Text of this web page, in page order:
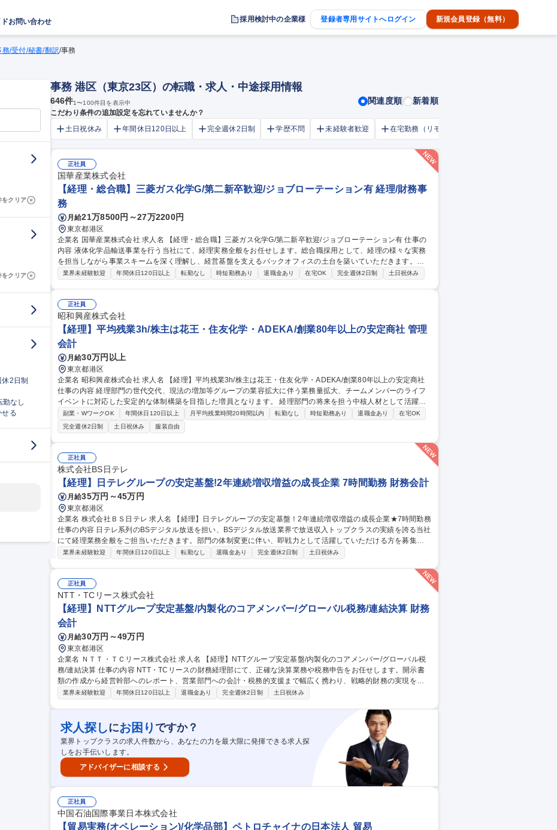
お問い合わせ 採用検討中の企業様 登録者専用サイトへログイン 新規会員登録（無料）
務/受付/秘書/翻訳/事務
をクリア
をクリア
休2日制
勤なし
せる
事務 港区（東京23区）の転職・求人・中途採用情報
646件1〜100件目を表示中 関連度順 新着順
こだわり条件の追加設定を忘れていませんか？
土日祝休み
年間休日120日以上 完全週休2日制 学歴不問 未経験者歓迎 在宅勤務（リモートワーク）OK
正社員
国華産業株式会社
【経理・総合職】三菱ガス化学G/第二新卒歓迎/ジョブローテーション有 経理/財務事
務
月給21万8500円～27万2200円
東京都港区
企業名 国華産業株式会社 求人名 【経理・総合職】三菱ガス化学G/第二新卒歓迎/ジョブローテーション有 仕事の
内容 液体化学品輸送事業を行う当社にて、経理実務全般をお任せします。総合職採用として、経理の様々な実務
を担当しながら事業スキームを深く理解し、経営基盤を支えるバックオフィスの土台を築いていただきます。。
【具体的には】 ■伝票起票、仕訳入力、債権債務の管理 ■税理士説明や監査対応のサポート ■資金繰り、固定資産
二新卒歓迎/ジョブローテーション有
業界未経験歓迎 年間休日120日以上 転勤なし 時短勤務あり 退職金あり 在宅OK 完全週休2日制 土日祝休み
正社員
昭和興産株式会社
【経理】平均残業3h/株主は花王・住友化学・ADEKA/創業80年以上の安定商社 管理
会計
月給30万円以上
東京都港区
企業名 昭和興産株式会社 求人名 【経理】平均残業3h/株主は花王・住友化学・ADEKA/創業80年以上の安定商社
仕事の内容 経理部門の世代交代、現法の増加等グループの業容拡大に伴う業務量拡大、チームメンバーのライフ
イベントに対応した安定的な体制構築を目指した増員となります。 経理部門の将来を担う中核人材として活躍し
ていただける方を是非お迎えしたいです。経理全般はもちろん、指導育成も担えるようになることを期待してい
ます。 【主な業務内容】■月次/年次決算業務等の会計業務■売掛金・買掛金等の債権管理業務■有価証券・固定資
産管理、為替ポジション及び為替予約管理■現地法人の財務面の管理■予算・実績管理、帳簿・証憑書類の整備・
保管 などです。（変更の範囲:当社業務全般） 募集職種 【経理】平均残業3h/株主は花王・住友化学・ADEKA/創
業80年以上の安定商社
副業・WワークOK 年間休日120日以上 月平均残業時間20時間以内 転勤なし 時短勤務あり 退職金あり
在宅OK
完全週休2日制
土日祝休み 服装自由
正社員
株式会社BS日テレ
【経理】日テレグループの安定基盤!2年連続増収増益の成長企業 7時間勤務 財務会計
月給35万円～45万円
東京都港区
企業名 株式会社ＢＳ日テレ 求人名 【経理】日テレグループの安定基盤！2年連続増収増益の成長企業★7時間勤務
仕事の内容 日テレ系列のBSデジタル放送を担い、BSデジタル放送業界で放送収入トップクラスの実績を誇る当社
にて経理業務全般をご担当いただきます。部門の体制変更に伴い、即戦力として活躍していただける方を募集し
ます。 【入社後のメイン業務】 ■日常経理業務（仕訳入力・伝票起票・経費精算・預金/売掛/貝掛管理） 【慣れて
財務会計、管理会計、税務、予算作成・管理等、幅広い業務に携わって頂けます。将来的には適性、希望に応じ
て経理部門に縛られず幅広い分野でご活躍頂けます。 募集職種 【経理】日テレグループの安定基盤！2年連続増
収増益の成長企業★7時間勤務
業界未経験歓迎 年間休日120日以上 転勤なし 退職金あり 完全週休2日制 土日祝休み
正社員
NTT・TCリース株式会社
【経理】NTTグループ安定基盤/内製化のコアメンバー/グローバル税務/連結決算 財務
会計
月給30万円～49万円
東京都港区
企業名 ＮＴＴ・ＴＣリース株式会社 求人名 【経理】NTTグループ安定基盤/内製化のコアメンバー/グローバル税
務/連結決算 仕事の内容 NTT・TCリースの財務経理部にて、正確な決算業務や税務申告をお任せします。開示書
類の作成から経営幹部へのレポート、営業部門への会計・税務的支援まで幅広く携わり、戦略的財務の実現を推
進します。 【詳細】 ■決算業務全般（月次・四半期・年度末決算、会社法計算書類や有価証券報告書の作成） ■N
ービス等に係る会計処理の整理 ■税務申告、税務調査対応、国際税務関連、固定資産経理業務 ■営業部門が提案す
る新しいビジネスに対する会計・税務的支援 募集職種 【経理】NTTグループ安定基盤/内製化のコアメンバー/グ
ローバル税務/連結決算
業界未経験歓迎 年間休日120日以上 退職金あり 完全週休2日制 土日祝休み
求人探しにお困り ですか？
業界トップクラスの求人件数から、あなたの力を最大限に発揮できる求人探
しをお手伝いします。
アドバイザーに相談する
正社員
中国石油国際事業日本株式会社
【貿易実務(オペレーション)/化学品部】ペトロチャイナの日本法人 貿易